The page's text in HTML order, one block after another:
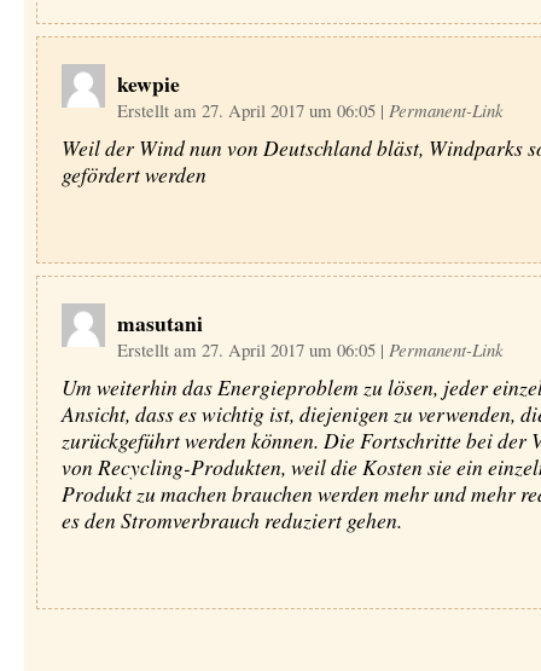
kewpie
Erstellt am 27. April 2017 um 06:05 | Permanent-Link
Weil der Wind nun von Deutschland bläst, Windparks
gefördert werden
masutani
Erstellt am 27. April 2017 um 06:05 | Permanent-Link
Um weiterhin das Energieproblem zu lösen, jeder
Ansicht, dass es wichtig ist, diejenigen zu verwenden,
zurückgeführt werden können. Die Fortschritte bei der
von Recycling-Produkten, weil die Kosten sie ein
Produkt zu machen brauchen werden mehr und mehr
es den Stromverbrauch reduziert gehen.